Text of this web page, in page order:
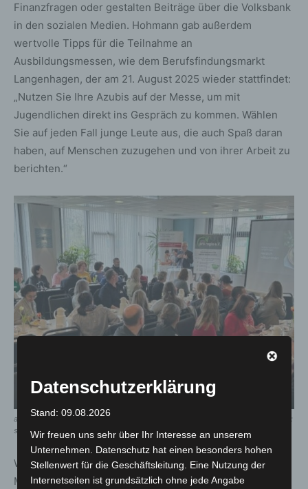
Finanzfragen oder gestalten Beiträge über die Volksbank
in den sozialen Medien. Hohmann gab außerdem
wertvolle Tipps für die Teilnahme an
Ausbildungsmessen, wie dem Berufsfindungsmarkt
Langenhagen, der am 21. August 2025 wieder stattfindet:
„Nutzen Sie Ihre Azubis auf der Messe, um mit
Jugendlichen direkt ins Gespräch zu kommen. Wählen
Sie auf jeden Fall junge Leute aus, die auch Spaß daran
haben, auf Menschen zuzugehen und von ihrer Arbeit zu
berichten.“
ausbildungsfrühstück stärkt regionale zusammenarbeit in langenhagen. – foto:
stadt langenhagen
Weitere wertvolle Impulse gab auch Tornike
Murtskhvaladze vom Welcome Center der Region
Datenschutzerklärung
Stand: 09.08.2026
Wir freuen uns sehr über Ihr Interesse an unserem
Unternehmen. Datenschutz hat einen besonders hohen
Stellenwert für die Geschäftsleitung. Eine Nutzung der
Internetseiten ist grundsätzlich ohne jede Angabe